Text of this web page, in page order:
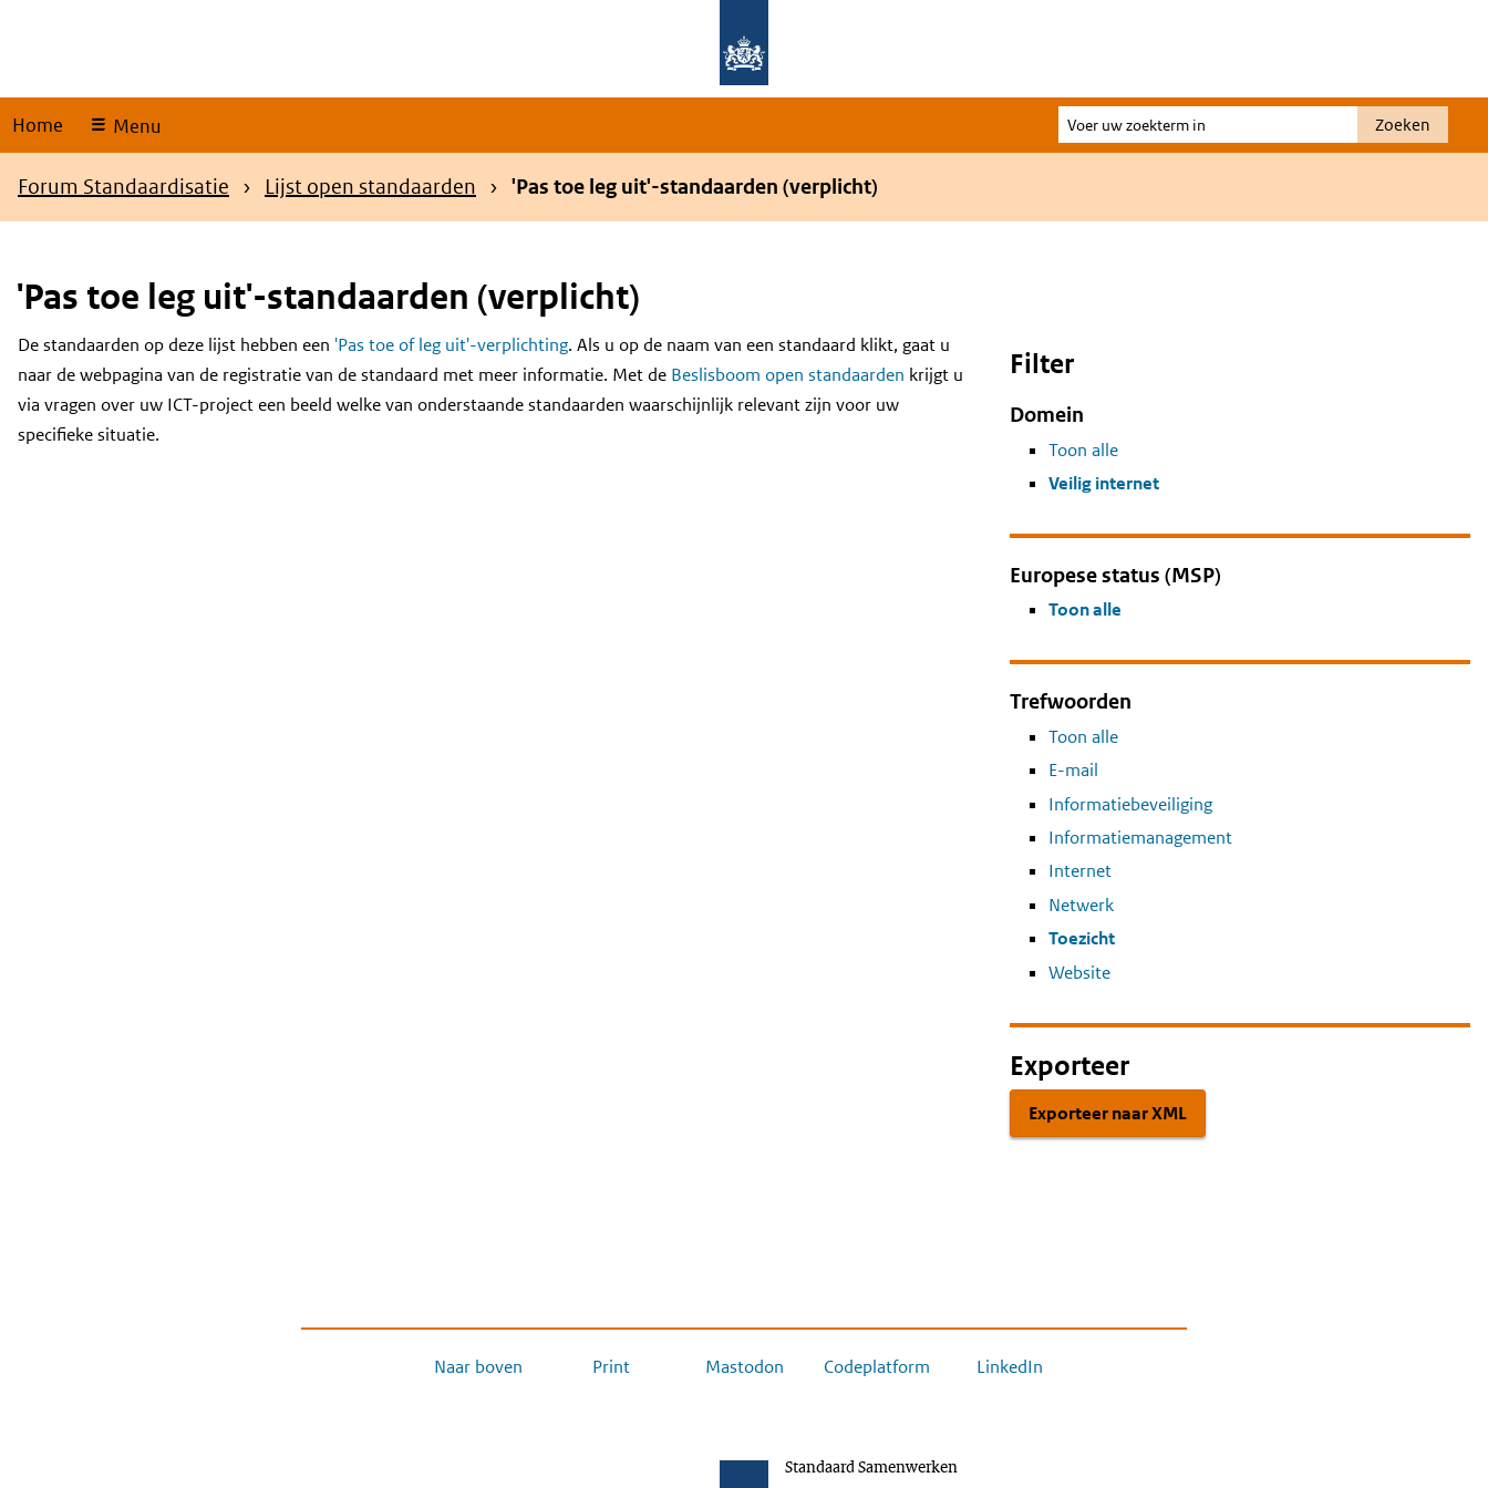
Home Menu
Voer
uw
Zoeken
Kruimelpad
Forum Standaardisatie Lijst open standaarden 'Pas toe leg uit'-standaarden (verplicht)
'Pas toe leg uit'-standaarden (verplicht)
Content
De standaarden op deze lijst hebben een 'Pas toe of leg uit'-verplichting. Als u op de naam van een standaard klikt, gaat u
naar de webpagina van de registratie van de standaard met meer informatie. Met de Beslisboom open standaarden krijgt u
via vragen over uw ICT-project een beeld welke van onderstaande standaarden waarschijnlijk relevant zijn voor uw
specifieke situatie.
Filter
Domein
Toon alle
Veilig internet
Europese status (MSP)
Toon alle
Trefwoorden
Toon alle
E-mail
Informatiebeveiliging
Informatiemanagement
Internet
Netwerk
Toezicht
Website
Exporteer
Exporteer naar XML
Naar boven Print Mastodon Codeplatform LinkedIn
Standaard Samenwerken